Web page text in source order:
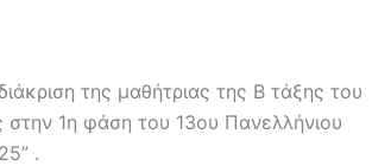
της μαθήτριας της Β τάξης του
1η φάση του 13ου Πανελλήνιου
.